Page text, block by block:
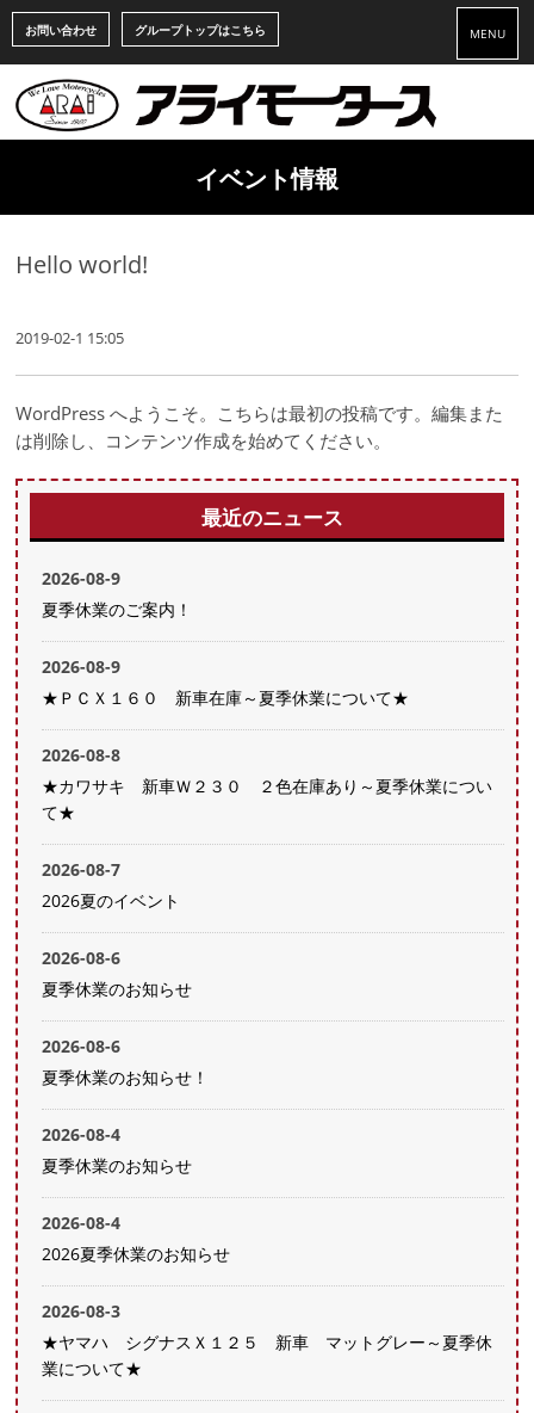
お問い合わせ グループトップはこちら MENU
イベント情報
Hello world!
2019-02-1 15:05
WordPress へようこそ。こちらは最初の投稿です。編集また
は削除し、コンテンツ作成を始めてください。
最近のニュース
2026-08-9
夏季休業のご案内！
2026-08-9
★ＰＣＸ１６０ 新車在庫～夏季休業について★
2026-08-8
★カワサキ 新車Ｗ２３０ ２色在庫あり～夏季休業につい
て★
2026-08-7
2026夏のイベント
2026-08-6
夏季休業のお知らせ
2026-08-6
夏季休業のお知らせ！
2026-08-4
夏季休業のお知らせ
2026-08-4
2026夏季休業のお知らせ
2026-08-3
★ヤマハ シグナスＸ１２５ 新車 マットグレー～夏季休
業について★